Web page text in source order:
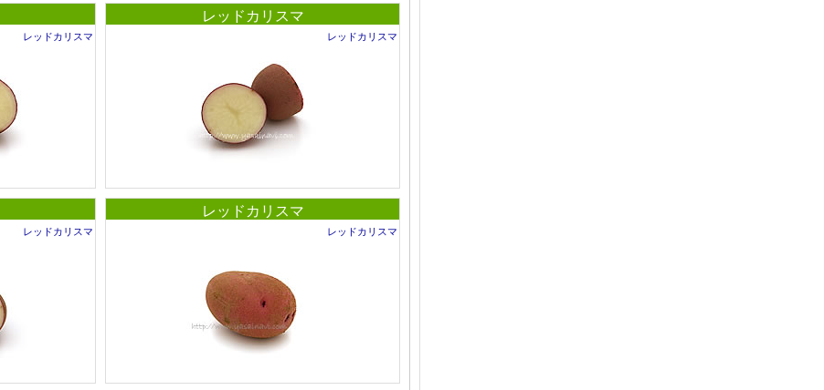
レッドカリスマ
レッドカリスマ
レッドカリスマ
レッドカリスマ
レッドカリスマ
レッドカリスマ